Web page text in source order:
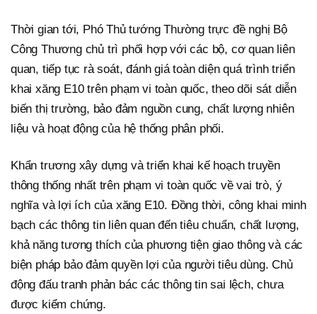
Thời gian tới, Phó Thủ tướng Thường trực đề nghị Bộ
Công Thương chủ trì phối hợp với các bộ, cơ quan liên
quan, tiếp tục rà soát, đánh giá toàn diện quá trình triển
khai xăng E10 trên phạm vi toàn quốc, theo dõi sát diễn
biến thị trường, bảo đảm nguồn cung, chất lượng nhiên
liệu và hoạt động của hệ thống phân phối.
Khẩn trương xây dựng và triển khai kế hoạch truyền
thông thống nhất trên phạm vi toàn quốc về vai trò, ý
nghĩa và lợi ích của xăng E10. Đồng thời, công khai minh
bạch các thông tin liên quan đến tiêu chuẩn, chất lượng,
khả năng tương thích của phương tiện giao thông và các
biện pháp bảo đảm quyền lợi của người tiêu dùng. Chủ
động đấu tranh phản bác các thông tin sai lệch, chưa
được kiểm chứng.